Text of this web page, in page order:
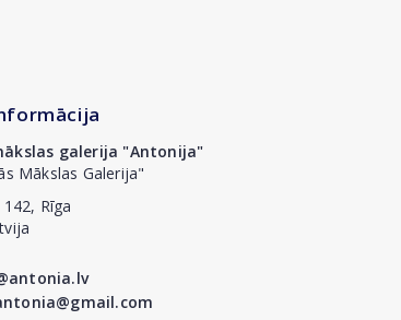
galerija "Antonija"
Mākslas Galerija"
Rīga